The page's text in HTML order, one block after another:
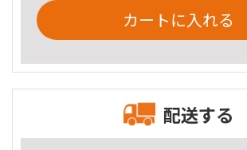
カートに入れる
配送する